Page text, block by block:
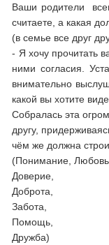
Ваши родители
считаете, а какая
(в семье все друг
- Я хочу прочитать
ними согласия.
внимательно
какой вы хотите
Собралась эта
другу,
чём же должна
(Понимание,
Доверие,
Доброта,
Забота,
Помощь,
Дружба)